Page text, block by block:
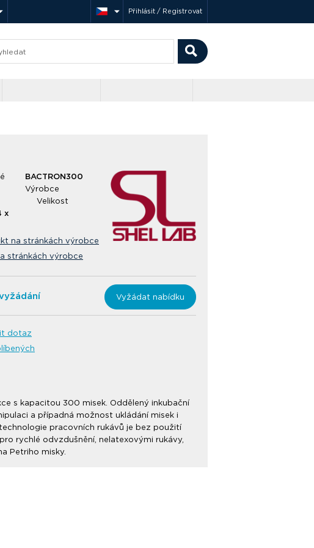
Přihlásit / Registrovat
BACTRON300
Výrobce
Velikost
x
na stránkách výrobce
stránkách výrobce
Vyžádat nabídku
dotaz
s kapacitou 300 misek. Oddělený inkubační
a případná možnost ukládání misek i
pracovních rukávů je bez použití
rychlé odvzdušnění, nelatexovými rukávy,
Petriho misky.